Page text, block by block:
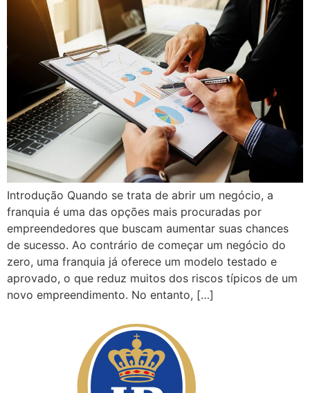
Introdução Quando se trata de abrir um negócio, a
franquia é uma das opções mais procuradas por
empreendedores que buscam aumentar suas chances
de sucesso. Ao contrário de começar um negócio do
zero, uma franquia já oferece um modelo testado e
aprovado, o que reduz muitos dos riscos típicos de um
novo empreendimento. No entanto, […]